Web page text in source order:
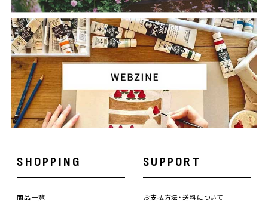
SHOPPING
商品一覧
SUPPORT
お支払方法・送料について